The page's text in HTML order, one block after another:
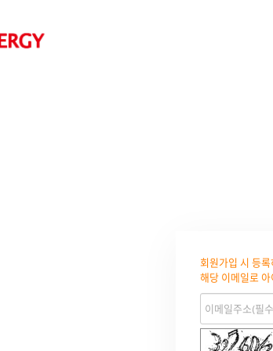
회원가입 시 등
해당 이메일로